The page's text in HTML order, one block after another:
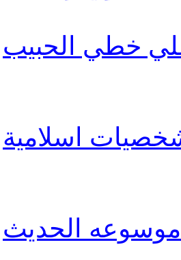
خطي الحبيب
اسلامية
موسوعه الحديث